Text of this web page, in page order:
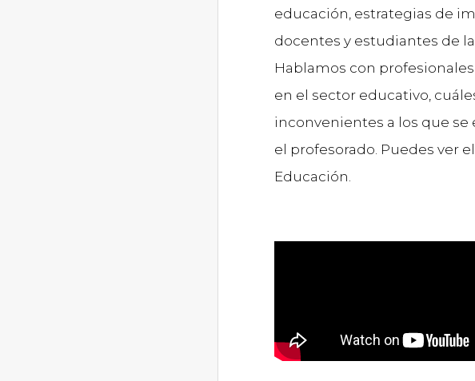
educación, estrategias de
docentes y estudiantes de
Hablamos con
en el sector educativo,
inconvenientes a los que
el profesorado. Puedes ver
Educación.